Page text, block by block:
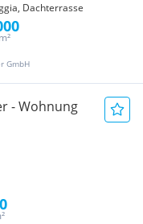
Dachterrasse
GmbH
- Wohnung